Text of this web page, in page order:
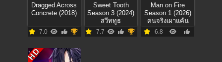
Dragged Across
Concrete (2018)
7.0
Sweet Tooth
Season 3 (2024)
สวีททูธ
7.7
Man on Fire
Season 1 (2026)
คนจริงเผาแค้น
6.8
HD